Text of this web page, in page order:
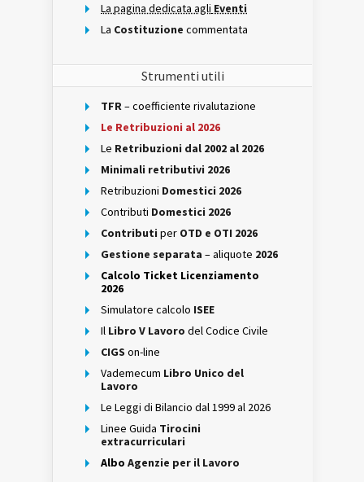
La pagina dedicata agli Eventi
La Costituzione commentata
Strumenti utili
TFR– coefficiente rivalutazione
Le Retribuzioni al 2026
Le Retribuzioni dal 2002 al 2026
Minimali retributivi 2026
Retribuzioni Domestici 2026
Contributi Domestici 2026
Contributi per OTD e OTI 2026
Gestione separata – aliquote 2026
Calcolo Ticket Licenziamento
2026
Simulatore calcolo ISEE
Il Libro V Lavoro del Codice Civile
CIGS on-line
Vademecum Libro Unico del
Lavoro
Le Leggi di Bilancio dal 1999 al 2026
Linee Guida Tirocini
extracurriculari
Albo Agenzie per il Lavoro